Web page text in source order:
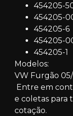
454205-
454205-
454205-6
454205-
454205-1
Modelos:
VW Furgão
Entre em
e coletas para
cotação.